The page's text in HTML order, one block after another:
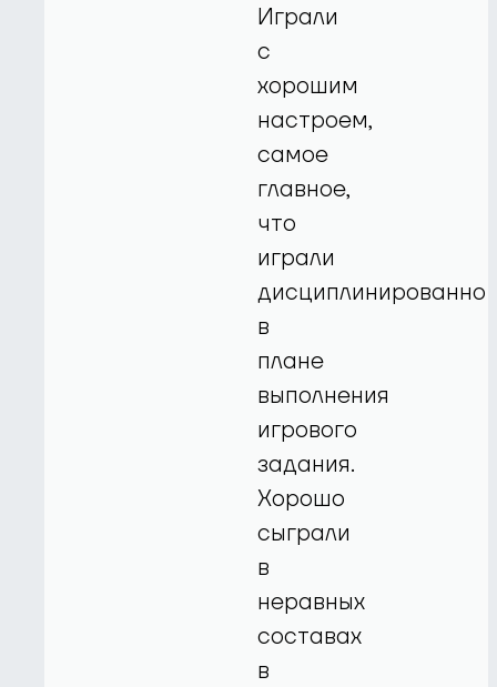
Играли
с
хорошим
настроем,
самое
главное,
что
играли
дисциплинированно
в
плане
выполнения
игрового
задания.
Хорошо
сыграли
в
неравных
составах
в